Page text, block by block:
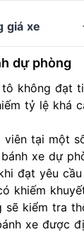
giá xe
dự phòng
không đạt
tỷ lệ khá
tại một
xe dự
đạt yêu
khiếm
kiểm tra
xe được